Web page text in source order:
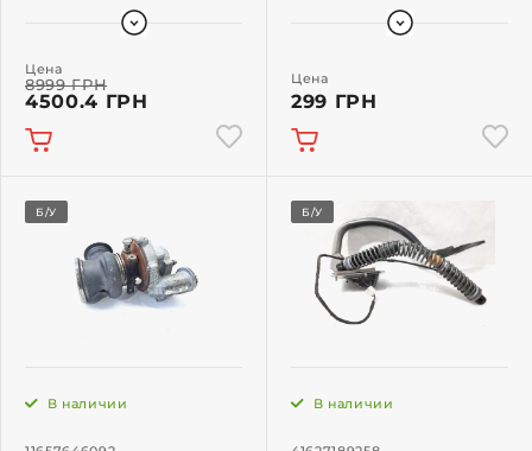
Цена
8999 ГРН
4500.4 ГРН
Цена
299 ГРН
Б/У
В наличии
Б/У
В наличии